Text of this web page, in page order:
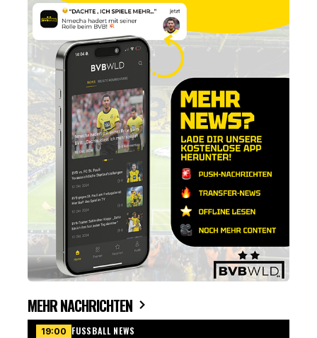
MEHR NACHRICHTEN
19:00 FUSSBALL NEWS